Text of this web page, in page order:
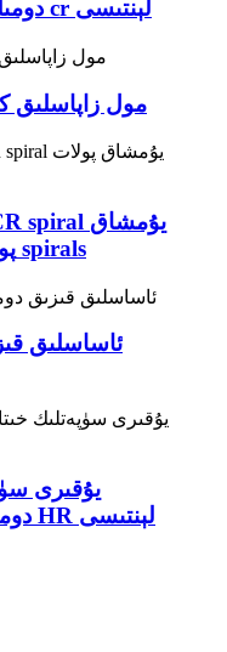
دومىلىتىلغان پولات لېنتىسى cr لېنتىسى
مول زاپاسلىق
پولات كاربون پولات لېنتا spirals
ئاساسلىق
يۇقىرى
دومىلىتىلغان كاربون پولات HR لېنتىسى